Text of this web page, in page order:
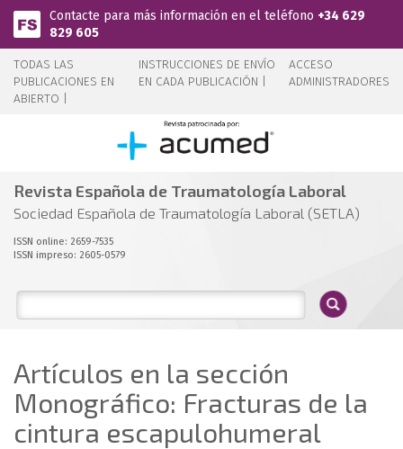
Pasar al contenido principal
Contacte para más información en el teléfono +34 629
829 605
TODAS LAS
PUBLICACIONES EN
ABIERTO |
INSTRUCCIONES DE ENVÍO
EN CADA PUBLICACIÓN |
ACCESO
ADMINISTRADORES
Revista Española de Traumatología Laboral
Sociedad Española de Traumatología Laboral (SETLA)
ISSN online: 2659-7535
ISSN impreso: 2605-0579
Artículos en la sección
Monográfico: Fracturas de la
cintura escapulohumeral